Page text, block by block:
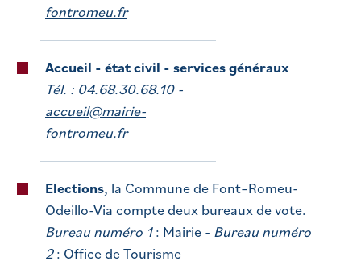
fontromeu.fr
Accueil - état civil - services généraux
Tél. : 04.68.30.68.10 -
accueil@mairie-
fontromeu.fr
Elections, la Commune de Font–Romeu-
Odeillo-Via compte deux bureaux de vote.
Bureau numéro 1: Mairie - Bureau numéro
2: Office de Tourisme